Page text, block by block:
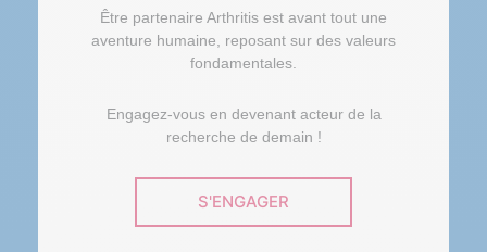
Être partenaire Arthritis est avant tout une
aventure humaine, reposant sur des valeurs
fondamentales.
Engagez-vous en devenant acteur de la
recherche de demain !
S'ENGAGER